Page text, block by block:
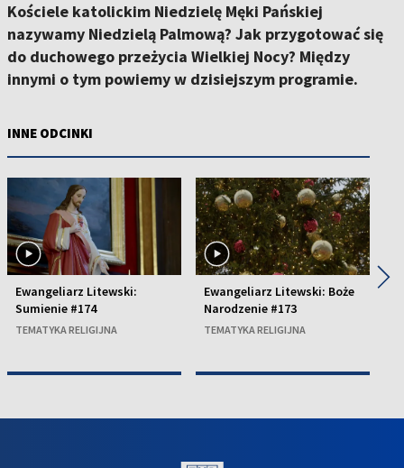
Kościele katolickim Niedzielę Męki Pańskiej
nazywamy Niedzielą Palmową? Jak przygotować się
do duchowego przeżycia Wielkiej Nocy? Między
innymi o tym powiemy w dzisiejszym programie.
INNE ODCINKI
Ewangeliarz Litewski:
Sumienie #174
TEMATYKA RELIGIJNA
Ewangeliarz Litewski: Boże
Narodzenie #173
TEMATYKA RELIGIJNA
▶